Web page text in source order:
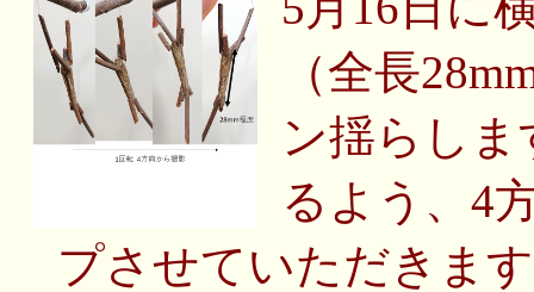
（全長
ン揺らし
るよう、4
プさせていただきま